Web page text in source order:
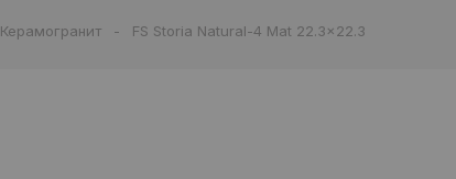
Керамогранит - FS Storia Natural-4 Mat 22.3x22.3